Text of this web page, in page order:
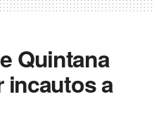
Quintana
incautos a